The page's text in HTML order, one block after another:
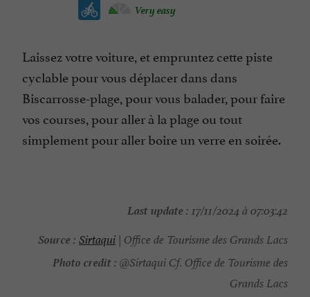
Very easy
Laissez votre voiture, et empruntez cette piste
cyclable pour vous déplacer dans dans
Biscarrosse-plage, pour vous balader, pour faire
vos courses, pour aller à la plage ou tout
simplement pour aller boire un verre en soirée.
Last update : 17/11/2024 à 07:03:42
Source : Sirtaqui | Office de Tourisme des Grands Lacs
Photo credit : @Sirtaqui Cf. Office de Tourisme des
Grands Lacs